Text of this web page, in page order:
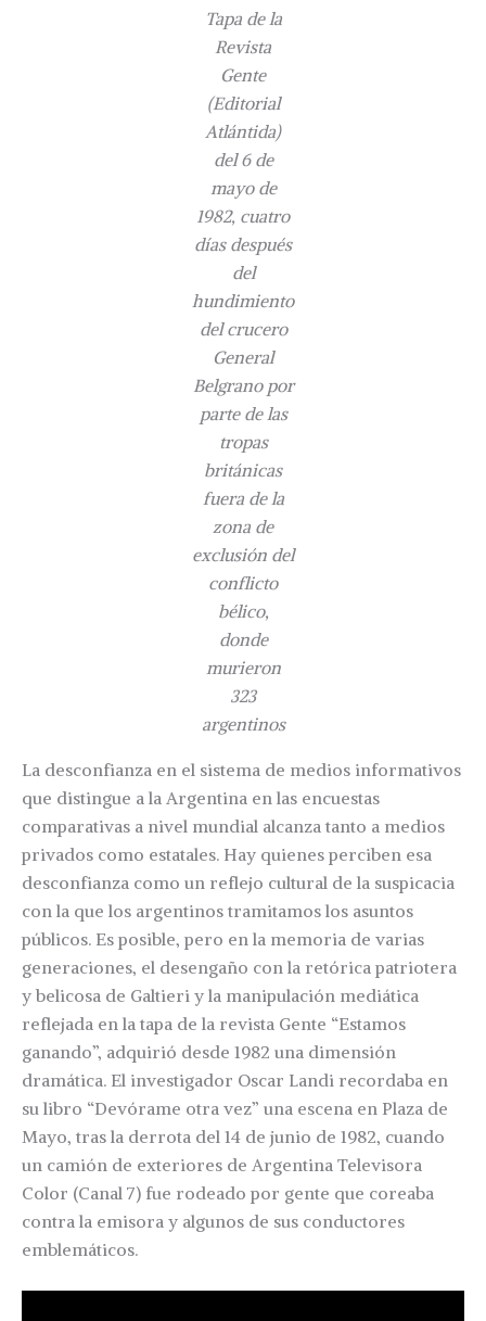
Tapa de la
Revista
Gente
(Editorial
Atlántida)
del 6 de
mayo de
1982, cuatro
días después
del
hundimiento
del crucero
General
Belgrano por
parte de las
tropas
británicas
fuera de la
zona de
exclusión del
conflicto
bélico,
donde
murieron
323
argentinos
La desconfianza en el sistema de medios informativos
que distingue a la Argentina en las encuestas
comparativas a nivel mundial alcanza tanto a medios
privados como estatales. Hay quienes perciben esa
desconfianza como un reflejo cultural de la suspicacia
con la que los argentinos tramitamos los asuntos
públicos. Es posible, pero en la memoria de varias
generaciones, el desengaño con la retórica patriotera
y belicosa de Galtieri y la manipulación mediática
reflejada en la tapa de la revista Gente “Estamos
ganando”, adquirió desde 1982 una dimensión
dramática. El investigador Oscar Landi recordaba en
su libro “Devórame otra vez” una escena en Plaza de
Mayo, tras la derrota del 14 de junio de 1982, cuando
un camión de exteriores de Argentina Televisora
Color (Canal 7) fue rodeado por gente que coreaba
contra la emisora y algunos de sus conductores
emblemáticos.